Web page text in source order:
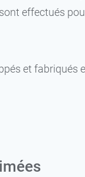
effectués
et fabriqués